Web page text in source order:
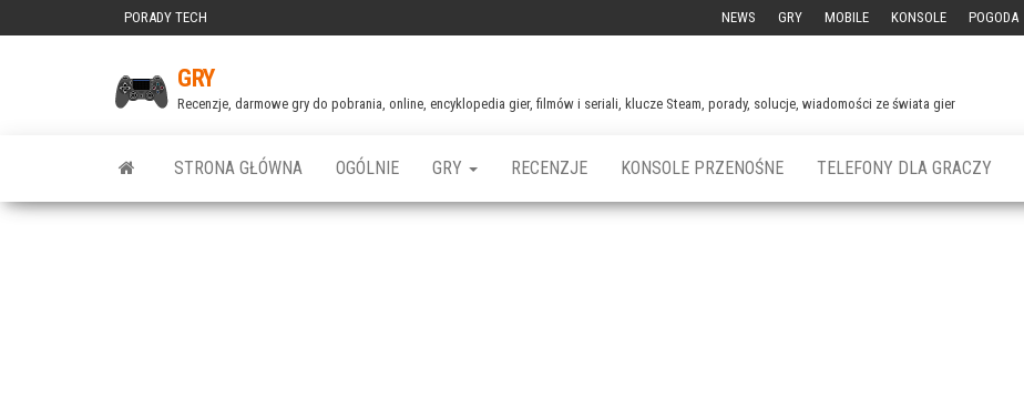
PORADY TECH NEWS GRY MOBILE KONSOLE POGODA
GRY
Recenzje, darmowe gry do pobrania, online, encyklopedia gier, filmów i seriali, klucze Steam, porady, solucje, wiadomości ze świata gier
STRONA GŁÓWNA OGÓLNIE GRY RECENZJE KONSOLE PRZENOŚNE TELEFONY DLA GRACZY